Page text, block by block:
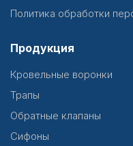
Политика обработки
Продукция
Кровельные воронки
Трапы
Обратные клапаны
Сифоны